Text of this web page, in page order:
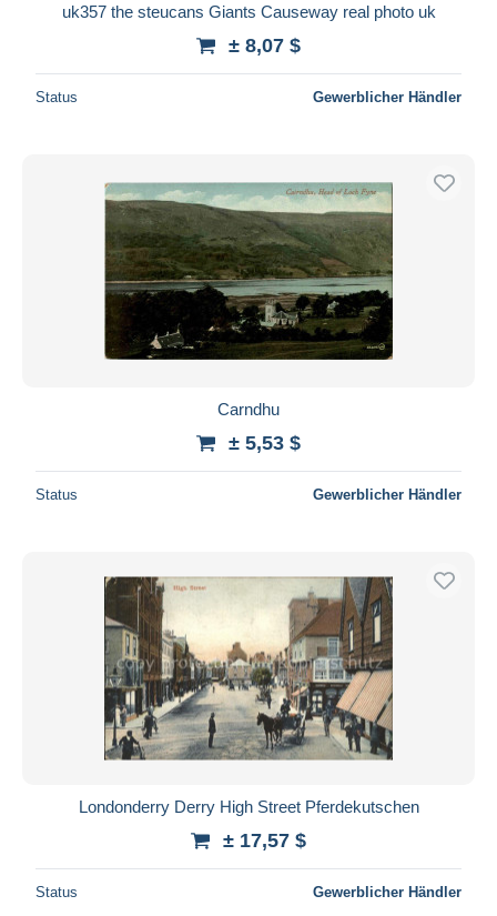
uk357 the steucans Giants Causeway real photo uk
± 8,07 $
Status Gewerblicher Händler
Carndhu
± 5,53 $
Status Gewerblicher Händler
Londonderry Derry High Street Pferdekutschen
± 17,57 $
Status Gewerblicher Händler